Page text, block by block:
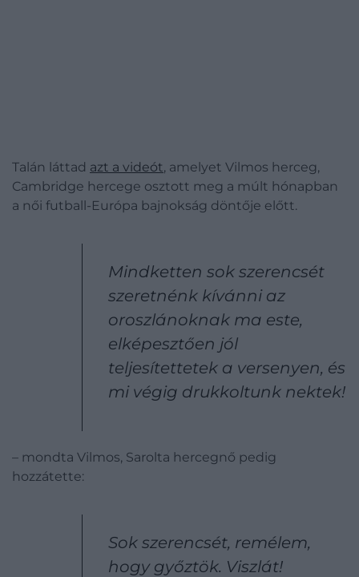
Talán láttad azt a videót, amelyet Vilmos herceg,
Cambridge hercege osztott meg a múlt hónapban
a női futball-Európa bajnokság döntője előtt.
Mindketten sok szerencsét
szeretnénk kívánni az
oroszlánoknak ma este,
elképesztően jól
teljesítettetek a versenyen, és
mi végig drukkoltunk nektek!
– mondta Vilmos, Sarolta hercegnő pedig
hozzátette:
Sok szerencsét, remélem,
hogy győztök. Viszlát!